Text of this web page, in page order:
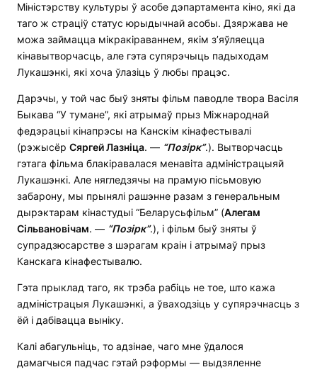
Міністэрству культуры ў асобе дэпартамента кіно, які да
таго ж страціў статус юрыдычнай асобы. Дзяржава не
можа займацца мікракіраваннем, якім з’яўляецца
кінавытворчасць, але гэта супярэчыць падыходам
Лукашэнкі, які хоча ўлазіць ў любы працэс.
Дарэчы, у той час быў зняты фільм паводле твора Васіля
Быкава “У тумане”, які атрымаў прыз Міжнароднай
федэрацыі кінапрэсы на Канскім кінафестывалі
(рэжысёр Сяргей Лазніца. — “Позірк”.). Вытворчасць
гэтага фільма блакіравалася менавіта адміністрацыяй
Лукашэнкі. Але нягледзячы на прамую пісьмовую
забарону, мы прынялі рашэнне разам з генеральным
дырэктарам кінастудыі “Беларусьфільм” (Алегам
Сільвановічам. — “Позірк”.), і фільм быў зняты ў
супрадзюсарстве з шэрагам краін і атрымаў прыз
Канскага кінафестывалю.
Гэта прыклад таго, як трэба рабіць не тое, што кажа
адміністрацыя Лукашэнкі, а ўваходзіць у супярэчнасць з
ёй і дабівацца выніку.
Калі абагульніць, то адзінае, чаго мне ўдалося
дамагчыся падчас гэтай рэформы — выдзяленне